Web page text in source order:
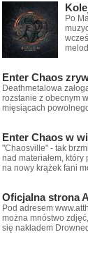
Po
Enter Chaos
Deathmetalowa
rozstanie z obecnym
mięsiącach
Enter Chaos w
"Chaosville" - tak
nad materiałem,
na nowy krążek fani
Oficjalna strona
Pod adresem
można mnóstwo
się nakładem